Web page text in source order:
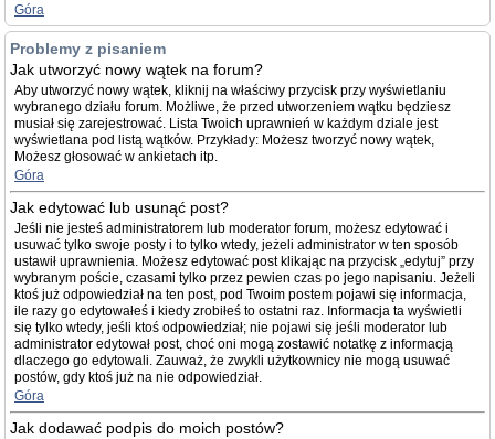
Góra
Problemy z pisaniem
Jak utworzyć nowy wątek na forum?
Aby utworzyć nowy wątek, kliknij na właściwy przycisk przy wyświetlaniu
wybranego działu forum. Możliwe, że przed utworzeniem wątku będziesz
musiał się zarejestrować. Lista Twoich uprawnień w każdym dziale jest
wyświetlana pod listą wątków. Przykłady: Możesz tworzyć nowy wątek,
Możesz głosować w ankietach itp.
Góra
Jak edytować lub usunąć post?
Jeśli nie jesteś administratorem lub moderator forum, możesz edytować i
usuwać tylko swoje posty i to tylko wtedy, jeżeli administrator w ten sposób
ustawił uprawnienia. Możesz edytować post klikając na przycisk „edytuj” przy
wybranym poście, czasami tylko przez pewien czas po jego napisaniu. Jeżeli
ktoś już odpowiedział na ten post, pod Twoim postem pojawi się informacja,
ile razy go edytowałeś i kiedy zrobiłeś to ostatni raz. Informacja ta wyświetli
się tylko wtedy, jeśli ktoś odpowiedział; nie pojawi się jeśli moderator lub
administrator edytował post, choć oni mogą zostawić notatkę z informacją
dlaczego go edytowali. Zauważ, że zwykli użytkownicy nie mogą usuwać
postów, gdy ktoś już na nie odpowiedział.
Góra
Jak dodawać podpis do moich postów?